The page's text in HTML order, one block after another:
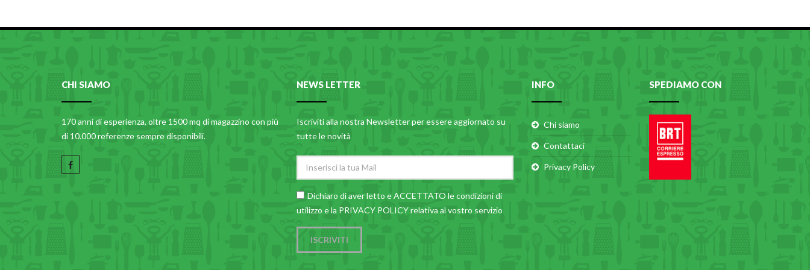
CHI SIAMO
170 anni di esperienza, oltre 1500 mq di magazzino con più
di 10.000 referenze sempre disponibili.
NEWS LETTER
Iscriviti alla nostra Newsletter per essere aggiornato su
tutte le novità
Dichiaro di aver letto e ACCETTATO lecondizioni di
utilizzo e la PRIVACY POLICY relativa al vostro servizio
ISCRIVITI
INFO
Chi siamo
Contattaci
Privacy Policy
SPEDIAMO CON